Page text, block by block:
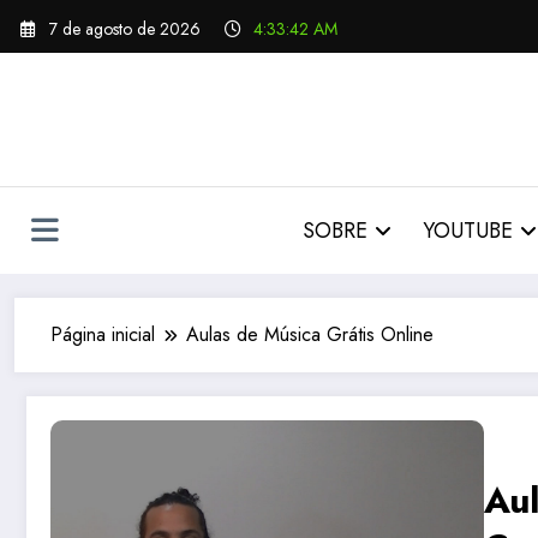
Pular
para
7 de agosto de 2026 4:33:43 AM
SOBRE YOUTUBE
Página inicial Aulas de Música Grátis Online